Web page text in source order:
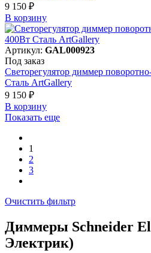
9 150 ₽
В корзинy
Артикул: GAL000923
Под заказ
Светорегулятор диммер
Сталь ArtGallery
9 150 ₽
В корзинy
Показать еще
1
2
3
Очистить фильтр
Диммеры Schneider
Электрик)